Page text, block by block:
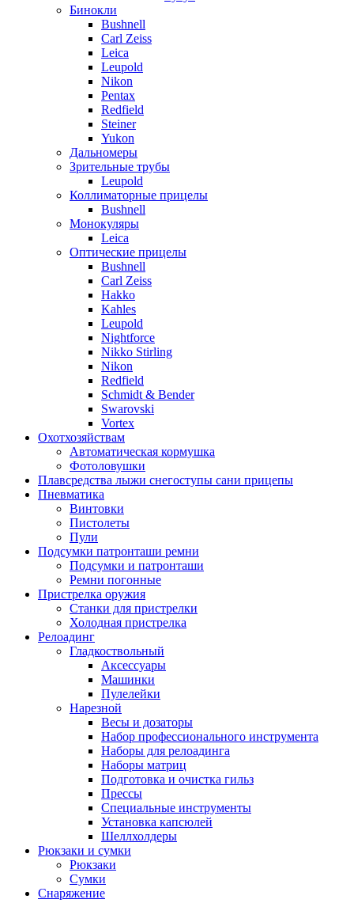
Бинокли
Bushnell
Carl Zeiss
Leica
Leupold
Nikon
Pentax
Redfield
Steiner
Yukon
Дальномеры
Зрительные трубы
Leupold
Коллиматорные прицелы
Bushnell
Монокуляры
Leica
Оптические прицелы
Bushnell
Carl Zeiss
Hakko
Kahles
Leupold
Nightforce
Nikko Stirling
Nikon
Redfield
Schmidt & Bender
Swarovski
Vortex
Охотхозяйствам
Автоматическая кормушка
Фотоловушки
Плавсредства лыжи снегоступы сани прицепы
Пневматика
Винтовки
Пистолеты
Пули
Подсумки патронташи ремни
Подсумки и патронташи
Ремни погонные
Пристрелка оружия
Станки для пристрелки
Холодная пристрелка
Релоадинг
Гладкоствольный
Аксессуары
Машинки
Пулелейки
Нарезной
Весы и дозаторы
Набор профессионального инструмента
Наборы для релоадинга
Наборы матриц
Подготовка и очистка гильз
Прессы
Специальные инструменты
Установка капсюлей
Шеллхолдеры
Рюкзаки и сумки
Рюкзаки
Сумки
Снаряжение